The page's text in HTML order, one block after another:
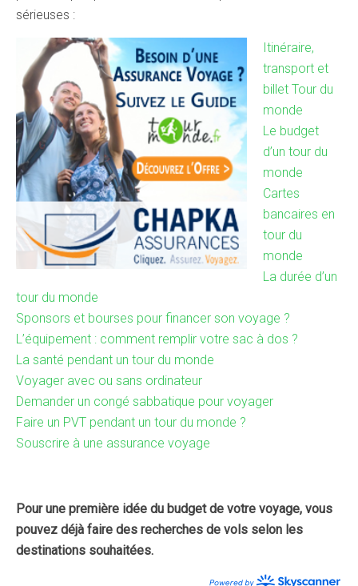
sérieuses :
Itinéraire,
transport et
billet Tour du
monde
Le budget
d’un tour du
monde
Cartes
bancaires en
tour du
monde
La durée d’un
tour du monde
Sponsors et bourses pour financer son voyage ?
L’équipement : comment remplir votre sac à dos ?
La santé pendant un tour du monde
Voyager avec ou sans ordinateur
Demander un congé sabbatique pour voyager
Faire un PVT pendant un tour du monde ?
Souscrire à une assurance voyage
Pour une première idée du budget de votre voyage, vous
pouvez déjà faire des recherches de vols selon les
destinations souhaitées.